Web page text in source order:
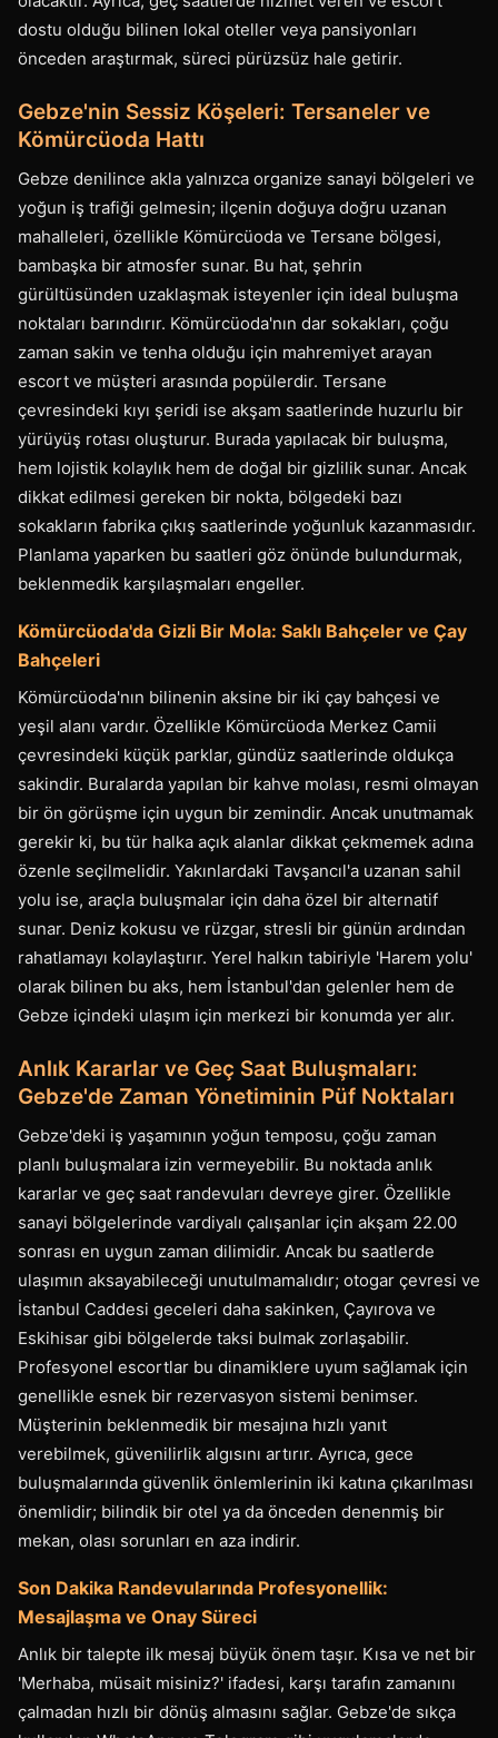
dostu olduğu bilinen lokal oteller veya pansiyonları
önceden araştırmak, süreci pürüzsüz hale getirir.
Gebze'nin Sessiz Köşeleri: Tersaneler ve
Kömürcüoda Hattı
Gebze denilince akla yalnızca organize sanayi bölgeleri ve
yoğun iş trafiği gelmesin; ilçenin doğuya doğru uzanan
mahalleleri, özellikle Kömürcüoda ve Tersane bölgesi,
bambaşka bir atmosfer sunar. Bu hat, şehrin
gürültüsünden uzaklaşmak isteyenler için ideal buluşma
noktaları barındırır. Kömürcüoda'nın dar sokakları, çoğu
zaman sakin ve tenha olduğu için mahremiyet arayan
escort ve müşteri arasında popülerdir. Tersane
çevresindeki kıyı şeridi ise akşam saatlerinde huzurlu bir
yürüyüş rotası oluşturur. Burada yapılacak bir buluşma,
hem lojistik kolaylık hem de doğal bir gizlilik sunar. Ancak
dikkat edilmesi gereken bir nokta, bölgedeki bazı
sokakların fabrika çıkış saatlerinde yoğunluk kazanmasıdır.
Planlama yaparken bu saatleri göz önünde bulundurmak,
beklenmedik karşılaşmaları engeller.
Kömürcüoda'da Gizli Bir Mola: Saklı Bahçeler ve Çay
Bahçeleri
Kömürcüoda'nın bilinenin aksine bir iki çay bahçesi ve
yeşil alanı vardır. Özellikle Kömürcüoda Merkez Camii
çevresindeki küçük parklar, gündüz saatlerinde oldukça
sakindir. Buralarda yapılan bir kahve molası, resmi olmayan
bir ön görüşme için uygun bir zemindir. Ancak unutmamak
gerekir ki, bu tür halka açık alanlar dikkat çekmemek adına
özenle seçilmelidir. Yakınlardaki Tavşancıl'a uzanan sahil
yolu ise, araçla buluşmalar için daha özel bir alternatif
sunar. Deniz kokusu ve rüzgar, stresli bir günün ardından
rahatlamayı kolaylaştırır. Yerel halkın tabiriyle 'Harem yolu'
olarak bilinen bu aks, hem İstanbul'dan gelenler hem de
Gebze içindeki ulaşım için merkezi bir konumda yer alır.
Anlık Kararlar ve Geç Saat Buluşmaları:
Gebze'de Zaman Yönetiminin Püf Noktaları
Gebze'deki iş yaşamının yoğun temposu, çoğu zaman
planlı buluşmalara izin vermeyebilir. Bu noktada anlık
kararlar ve geç saat randevuları devreye girer. Özellikle
sanayi bölgelerinde vardiyalı çalışanlar için akşam 22.00
sonrası en uygun zaman dilimidir. Ancak bu saatlerde
ulaşımın aksayabileceği unutulmamalıdır; otogar çevresi ve
İstanbul Caddesi geceleri daha sakinken, Çayırova ve
Eskihisar gibi bölgelerde taksi bulmak zorlaşabilir.
Profesyonel escortlar bu dinamiklere uyum sağlamak için
genellikle esnek bir rezervasyon sistemi benimser.
Müşterinin beklenmedik bir mesajına hızlı yanıt
verebilmek, güvenilirlik algısını artırır. Ayrıca, gece
buluşmalarında güvenlik önlemlerinin iki katına çıkarılması
önemlidir; bilindik bir otel ya da önceden denenmiş bir
mekan, olası sorunları en aza indirir.
Son Dakika Randevularında Profesyonellik:
Mesajlaşma ve Onay Süreci
Anlık bir talepte ilk mesaj büyük önem taşır. Kısa ve net bir
'Merhaba, müsait misiniz?' ifadesi, karşı tarafın zamanını
çalmadan hızlı bir dönüş almasını sağlar. Gebze'de sıkça